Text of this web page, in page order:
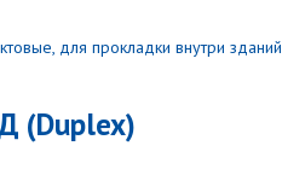
для прокладки внутри зданий
(Duplex)